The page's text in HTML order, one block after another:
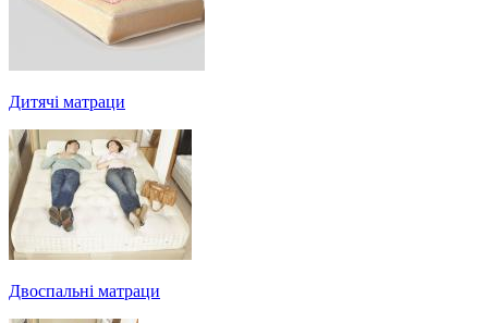
Дитячі матраци
Двоспальні матраци